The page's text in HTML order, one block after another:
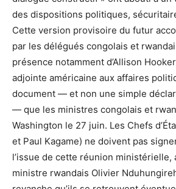
des dispositions politiques,
Cette version provisoire du futur
par les délégués congolais et
présence notamment d’Allison
adjointe américaine aux affaires
document — et non une simple
— que les ministres congolais et
Washington le 27 juin. Les Chefs
et Paul Kagame) ne doivent pas
l’issue de cette réunion ministérielle,
ministre rwandais Olivier